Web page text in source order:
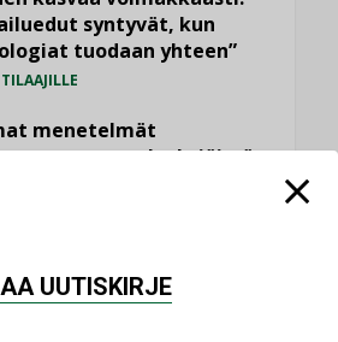
syntyvät, kun
tuodaan yhteen”
TILAAJILLE
menetelmät
asemansa taloyhtiöissä
UUTISKIRJE